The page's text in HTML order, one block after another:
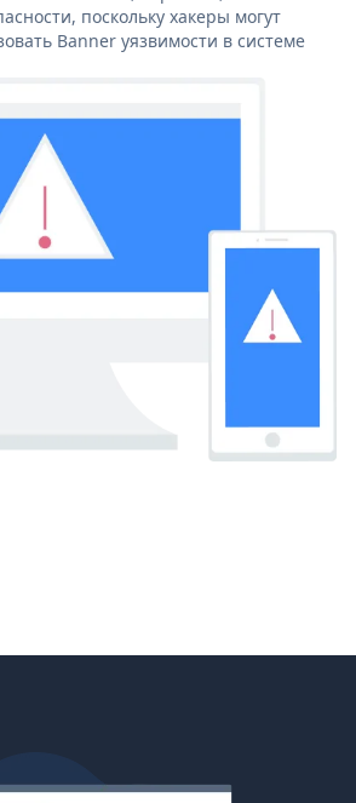
поскольку хакеры могут
Banner уязвимости в системе